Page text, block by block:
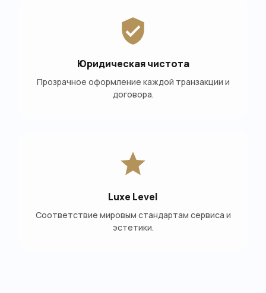
Юридическая чистота
Прозрачное оформление каждой транзакции и
договора.
Luxe Level
Соответствие мировым стандартам сервиса и
эстетики.